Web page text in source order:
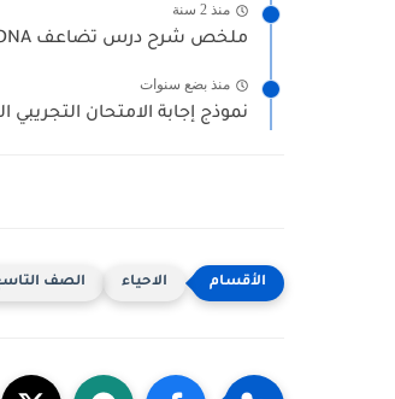
منذ 2 سنة
ملخص شرح درس تضاعف DNA في الاحياء للصف الثاني عشر...
منذ بضع سنوات
نموذج إجابة الامتحان
الاحياء الصف